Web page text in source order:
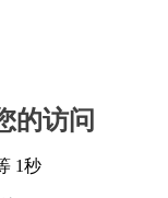
的访问
1秒